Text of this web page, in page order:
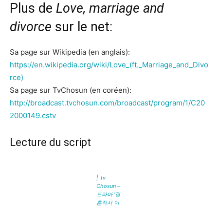
Plus de Love, marriage and
divorce sur le net:
Sa page sur Wikipedia (en anglais):
https://en.wikipedia.org/wiki/Love_(ft._Marriage_and_Divo
rce)
Sa page sur TvChosun (en coréen):
http://broadcast.tvchosun.com/broadcast/program/1/C20
2000149.cstv
Lecture du script
| Tv
Chosun –
드라마 ‘결
혼작사 이